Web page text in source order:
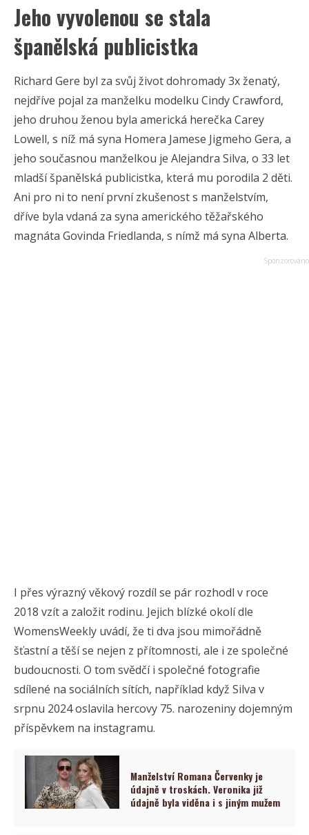
Jeho vyvolenou se stala
španělská publicistka
Richard Gere byl za svůj život dohromady 3x ženatý,
nejdříve pojal za manželku modelku Cindy Crawford,
jeho druhou ženou byla americká herečka Carey
Lowell, s níž má syna Homera Jamese Jigmeho Gera, a
jeho současnou manželkou je Alejandra Silva, o 33 let
mladší španělská publicistka, která mu porodila 2 děti.
Ani pro ni to není první zkušenost s manželstvím,
dříve byla vdaná za syna amerického těžařského
magnáta Govinda Friedlanda, s nímž má syna Alberta.
I přes výrazný věkový rozdíl se pár rozhodl v roce
2018 vzít a založit rodinu. Jejich blízké okolí dle
WomensWeekly uvádí, že ti dva jsou mimořádně
šťastní a těší se nejen z přítomnosti, ale i ze společné
budoucnosti. O tom svědčí i společné fotografie
sdílené na sociálních sítích, například když Silva v
srpnu 2024 oslavila hercovy 75. narozeniny dojemným
příspěvkem na instagramu.
Manželství Romana Červenky je
údajně v troskách. Veronika již
údajně byla viděna i s jiným mužem